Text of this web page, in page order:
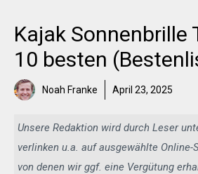
Kajak Sonnenbrille
10 besten
Noah Franke April 23, 2025
Unsere Redaktion wird durch Leser
verlinken u.a. auf ausgewählte Online-
von denen wir ggf. eine Vergütung